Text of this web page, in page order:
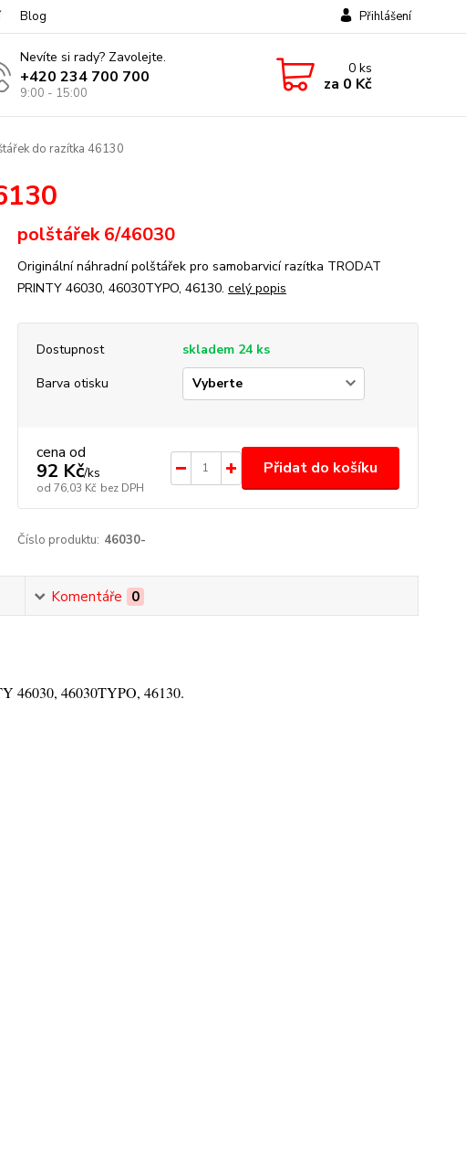
Blog Přihlášení
Nevíte si rady? Zavolejte.
+420 234 700 700
9:00 - 15:00
0ks
za 0 Kč
do razítka 46130
polštářek 6/46030
Originální náhradní polštářek pro samobarvicí razítka TRODAT
PRINTY 46030, 46030TYPO, 46130. celý popis
Dostupnost
skladem 24 ks
Barva otisku
cena od
92 Kč/ks
od 76,03 Kč bez DPH
Přidat do košíku
Číslo produktu: 46030-
Komentáře 0
46030, 46030TYPO, 46130.